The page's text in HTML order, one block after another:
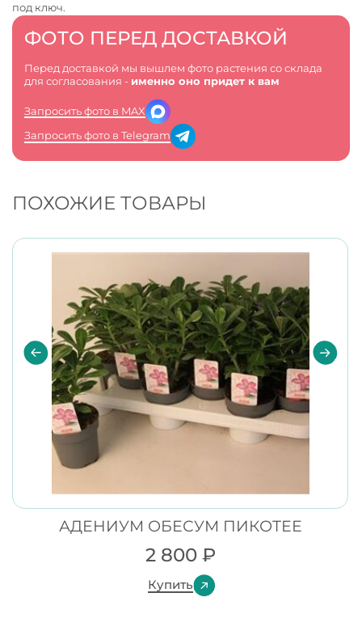
ФОТО ПЕРЕД ДОСТАВКОЙ
Перед доставкой мы вышлем фото растения со склада
для согласования - именно оно придет к вам
Запросить фото в MAX
Запросить фото в Telegram
под ключ.
ПОХОЖИЕ ТОВАРЫ
АДЕНИУМ ОБЕСУМ ПИКОТЕЕ
2 800 ₽
Купить